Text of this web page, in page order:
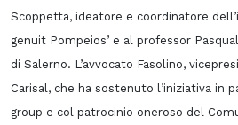
Scoppetta, ideatore e coordinatore
genuit Pompeios’ e al professor
di Salerno. L’avvocato Fasolino,
Carisal, che ha sostenuto l’iniziativa in
group e col patrocinio oneroso del